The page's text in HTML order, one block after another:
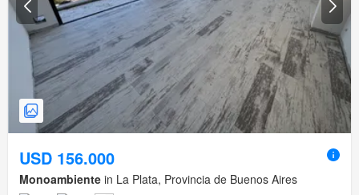
USD 156.000
Monoambiente in La Plata, Provincia de Buenos Aires